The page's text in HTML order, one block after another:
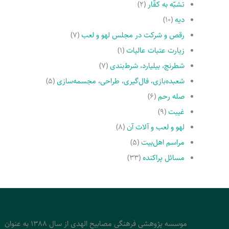
تشبّه به کفّار (۲)
دیه(۱۰)
رقص و شرکت در مجلس لهو و لعب(۷)
زیارت عتبات عالیات(۱)
شطرنج، بیلیارد، شرط‌بندی(۷)
شعبده‌بازی، فال‌گیری، طراحی، مجسمه‌سازی(۵)
صله رحم(۶)
غیبت(۹)
لهو و لعب و آلات آن(۸)
مراسم اهل‌بیت(۵)
مسائل پراکنده(۳۳)
موسسه پژوهشی فرهنگی مصابیح الهدی از سال 1388 به عنوان